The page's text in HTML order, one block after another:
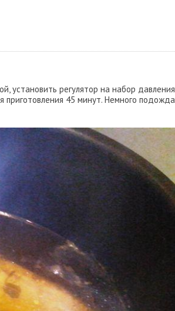
установить регулятор на набор
приготовления 45 минут. Немного